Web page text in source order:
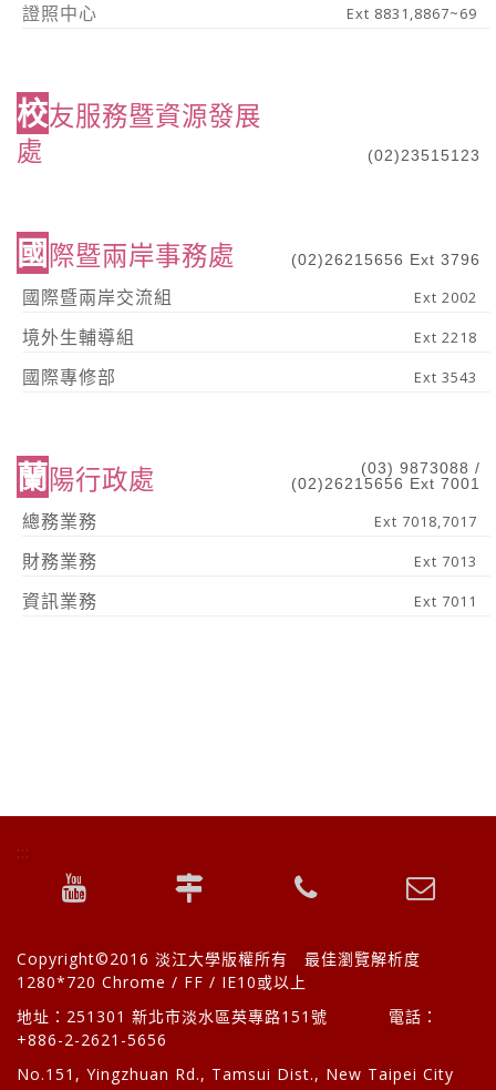
證照中心 Ext 8831,8867~69
校友服務暨資源發展
處
(02)23515123
國際暨兩岸事務處 (02)26215656 Ext 3796
國際暨兩岸交流組 Ext 2002
境外生輔導組 Ext 2218
國際專修部 Ext 3543
蘭陽行政處
(03) 9873088 /
(02)26215656 Ext 7001
總務業務 Ext 7018,7017
財務業務 Ext 7013
資訊業務 Ext 7011
:::
訊
youtube
訊
聯
式
Copyright©2016 淡江大學版權所有 最佳瀏覽解析度
1280*720 Chrome / FF / IE10或以上
地址：251301 新北市淡水區英專路151號 電話：
+886-2-2621-5656
No.151, Yingzhuan Rd., Tamsui Dist., New Taipei City